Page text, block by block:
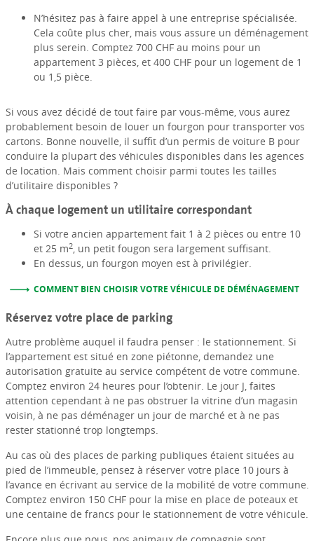
N’hésitez pas à faire appel à une entreprise spécialisée.
Cela coûte plus cher, mais vous assure un déménagement
plus serein. Comptez 700 CHF au moins pour un
appartement 3 pièces, et 400 CHF pour un logement de 1
ou 1,5 pièce.
Si vous avez décidé de tout faire par vous-même, vous aurez
probablement besoin de louer un fourgon pour transporter vos
cartons. Bonne nouvelle, il suffit d’un permis de voiture B pour
conduire la plupart des véhicules disponibles dans les agences
de location. Mais comment choisir parmi toutes les tailles
d’utilitaire disponibles ?
À chaque logement un utilitaire correspondant
Si votre ancien appartement fait 1 à 2 pièces ou entre 10
et 25 m2, un petit fougon sera largement suffisant.
En dessus, un fourgon moyen est à privilégier.
COMMENT BIEN CHOISIR VOTRE VÉHICULE DE DÉMÉNAGEMENT
Réservez votre place de parking
Autre problème auquel il faudra penser : le stationnement. Si
l’appartement est situé en zone piétonne, demandez une
autorisation gratuite au service compétent de votre commune.
Comptez environ 24 heures pour l’obtenir. Le jour J, faites
attention cependant à ne pas obstruer la vitrine d’un magasin
voisin, à ne pas déménager un jour de marché et à ne pas
rester stationné trop longtemps.
Au cas où des places de parking publiques étaient situées au
pied de l’immeuble, pensez à réserver votre place 10 jours à
l’avance en écrivant au service de la mobilité de votre commune.
Comptez environ 150 CHF pour la mise en place de poteaux et
une centaine de francs pour le stationnement de votre véhicule.